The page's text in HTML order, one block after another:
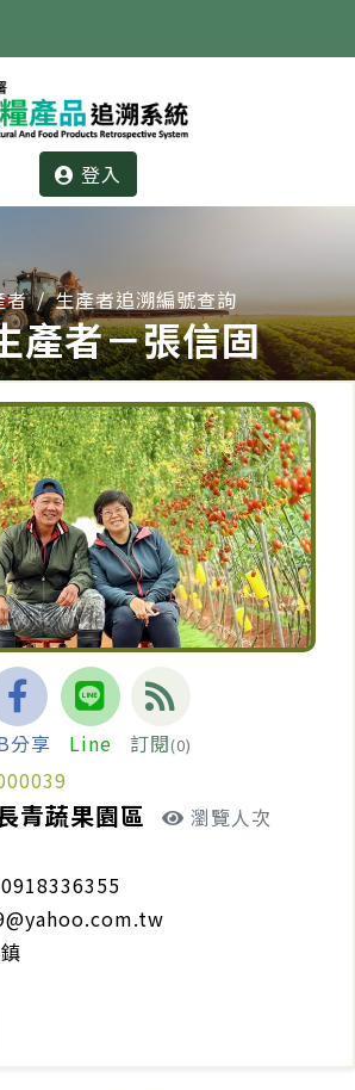
登入
者 生產者追溯編號查詢
產者－張信固
分享 Line 訂閱(0)
青蔬果園區
瀏覽人次